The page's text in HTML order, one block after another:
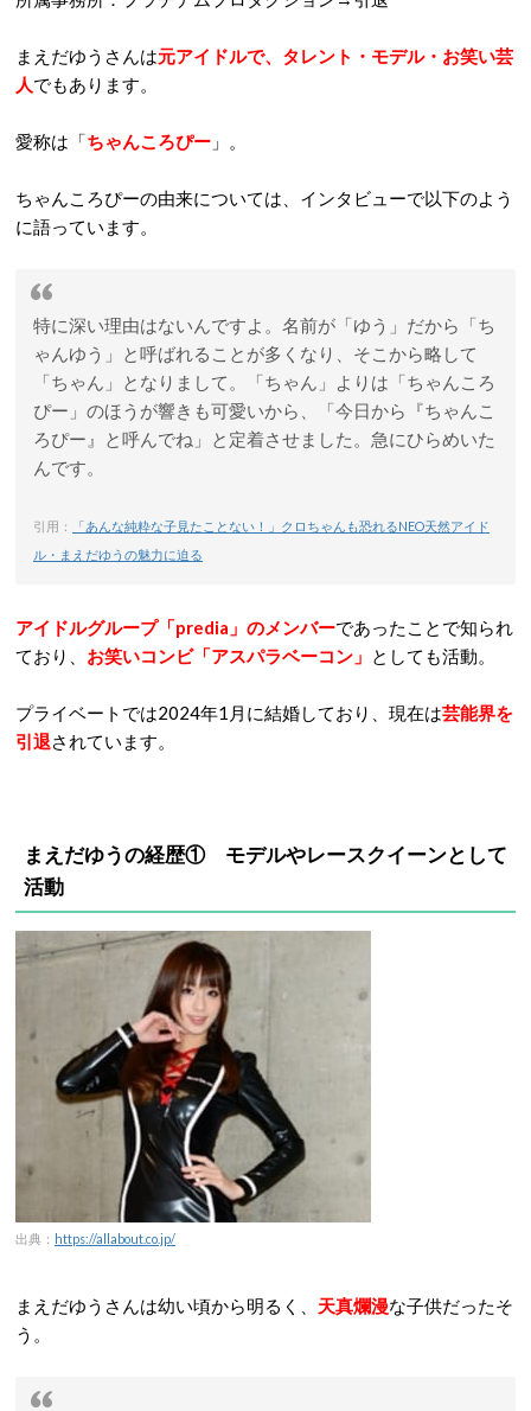
まえだゆうさんは元アイドルで、タレント・モデル・お笑い芸
人でもあります。
愛称は「ちゃんころぴー 」。
ちゃんころぴーの由来については、インタビューで以下のよう
に語っています。
特に深い理由はないんですよ。名前が「ゆう」だから「ち
ゃんゆう」と呼ばれることが多くなり、そこから略して
「ちゃん」となりまして。「ちゃん」よりは「ちゃんころ
ぴー」のほうが響きも可愛いから、「今日から『ちゃんこ
ろぴー』と呼んでね」と定着させました。急にひらめいた
んです。
引用：
「あんな純粋な子見たことない！」クロちゃんも恐れるNEO天然アイド
ル・まえだゆうの魅力に迫る
アイドルグループ「predia」のメンバーであったことで知られ
ており、 お笑いコンビ「アスパラベーコン」 としても活動。
プライベートでは2024年1月に結婚しており、現在は芸能界を
引退されています。
まえだゆうの経歴① モデルやレースクイーンとして
活動
出典： https://allabout.co.jp/
まえだゆうさんは幼い頃から明るく、 天真爛漫な子供だったそ
う。